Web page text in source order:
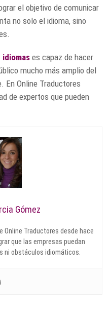
el objetivo de comunicar
no solo el idioma, sino
es capaz de hacer
mucho más amplio del
En Online Traductores
de expertos que pueden
Gómez
Online Traductores desde hace
que las empresas puedan
ni obstáculos idiomáticos.